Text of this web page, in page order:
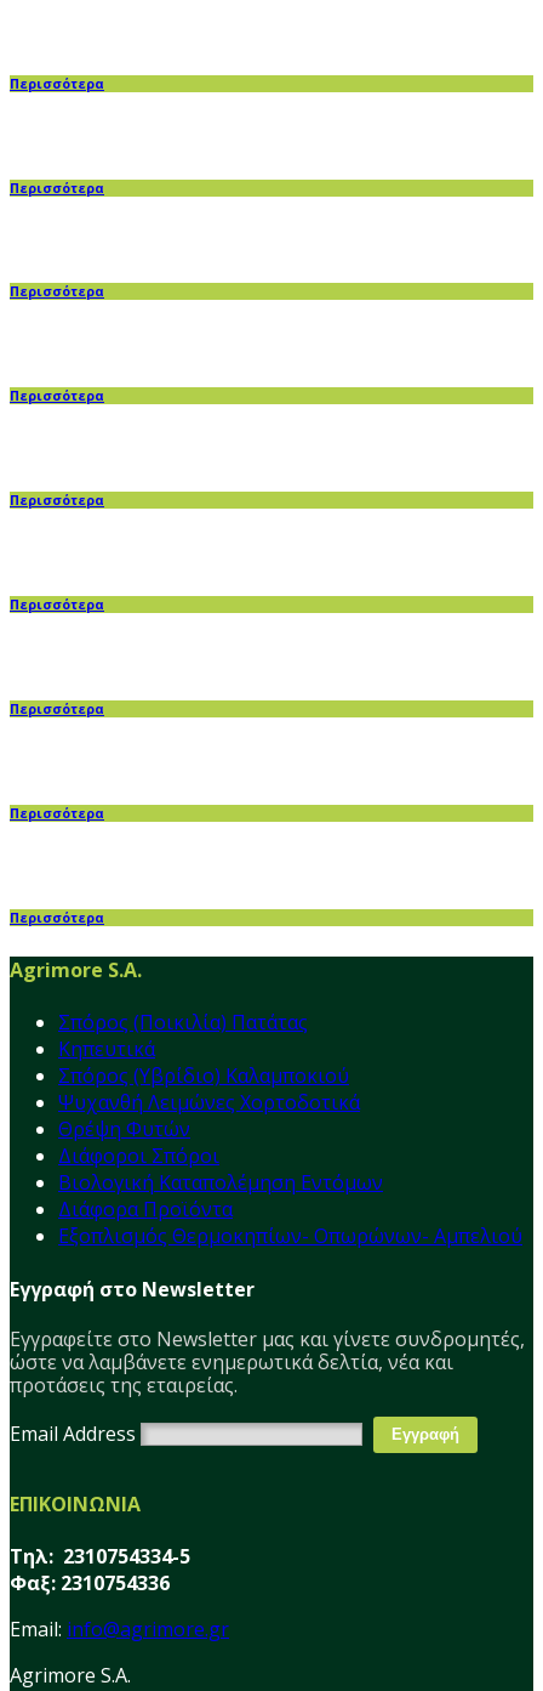
Περισσότερα
Περισσότερα
Περισσότερα
Περισσότερα
Περισσότερα
Περισσότερα
Περισσότερα
Περισσότερα
Περισσότερα
Agrimore S.A.
Σπόρος (Ποικιλία) Πατάτας
Κηπευτικά
Σπόρος (Υβρίδιο) Καλαμποκιού
Ψυχανθή Λειμώνες Χορτοδοτικά
Θρέψη Φυτών
Διάφοροι Σπόροι
Βιολογική Καταπολέμηση Εντόμων
Διάφορα Προϊόντα
Εξοπλισμός Θερμοκηπίων- Οπωρώνων- Αμπελιού
Εγγραφή στο Newsletter
Εγγραφείτε στο Νewsletter μας και γίνετε συνδρομητές,
ώστε να λαμβάνετε ενημερωτικά δελτία, νέα και
προτάσεις της εταιρείας.
Email Address
ΕΠΙΚΟΙΝΩΝΙΑ
Τηλ: 2310754334-5
Φαξ: 2310754336
Email: info@agrimore.gr
Agrimore S.A.